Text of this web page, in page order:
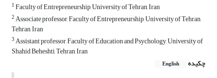
1Faculty of Entrepreneurship, University of Tehran, Iran
2Associate professor, Faculty of Entrepreneurship, University of Tehran,
Tehran, Iran
3Assistant professor, Faculty of Education and Psychology, University of
Shahid Beheshti, Tehran, Iran
چکیده
English